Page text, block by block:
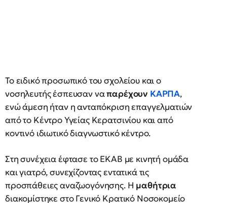
Το ειδικό προσωπικό του σχολείου και ο
νοσηλευτής έσπευσαν ναπαρέχουν ΚΑΡΠΑ,
ενώ άμεση ήταν η ανταπόκριση επαγγελματιών
από το Κέντρο Υγείας Κερατσινίου και από
κοντινό ιδιωτικό διαγνωστικό κέντρο.
Στη συνέχεια έφτασε το ΕΚΑΒ με κινητή ομάδα
και γιατρό, συνεχίζοντας εντατικά τις
προσπάθειες αναζωογόνησης. Η μαθήτρια
διακομίστηκε στο Γενικό Κρατικό Νοσοκομείο